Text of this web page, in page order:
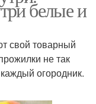
белые и
свой товарный
не так
огородник.